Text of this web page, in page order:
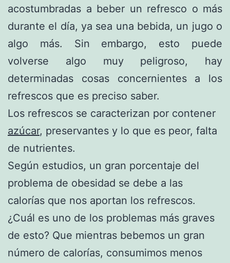
acostumbradas a beber un refresco o más
durante el día, ya sea una bebida, un jugo o
algo más. Sin embargo, esto puede
volverse algo muy peligroso, hay
determinadas cosas concernientes a los
refrescos que es preciso saber.
Los refrescos se caracterizan por contener
azúcar, preservantes y lo que es peor, falta
de nutrientes.
Según estudios, un gran porcentaje del
problema de obesidad se debe a las
calorías que nos aportan los refrescos.
¿Cuál es uno de los problemas más graves
de esto? Que mientras bebemos un gran
número de calorías, consumimos menos